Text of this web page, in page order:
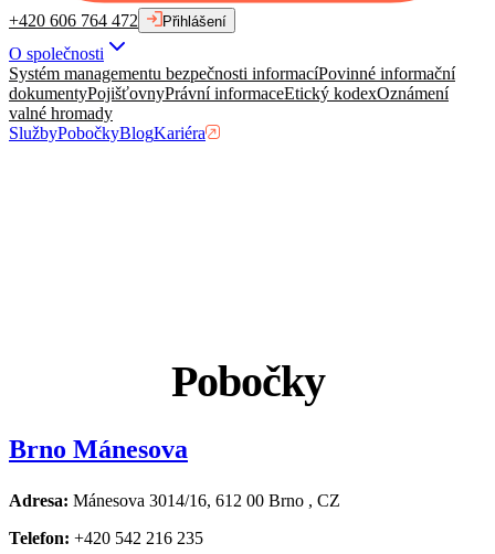
+420 606 764 472 Přihlášení
O společnosti
Systém managementu bezpečnosti informacíPovinné informační
dokumentyPojišťovnyPrávní informaceEtický kodexOznámení
valné hromady
SlužbyPobočkyBlogKariéra
Pobočky
Brno Mánesova
Adresa: Mánesova 3014/16, 612 00 Brno , CZ
Telefon: +420 542 216 235